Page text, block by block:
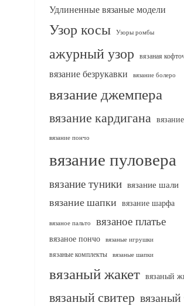
Удлиненные вязаные модели
Узор косы Узоры ромбы
ажурный узор вязаная
вязание безрукавки вязание болеро
вязание джемпера
вязание кардигана
вязание пончо
вязание пуловера
вязание туники вязание шали
вязание шапки вязание шарфа
вязаное пальто вязаное платье
вязаное пончо вязаные игрушки
вязаные комплекты
вязаные шапки
вязаный жакет вязаный
вязаный свитер вязаный